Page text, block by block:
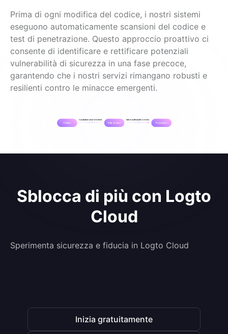
Prima di ogni modifica del codice, i nostri sistemi
eseguono automaticamente scansioni del codice e
test di penetrazione. Questo approccio proattivo ci
consente di identificare e rettificare potenziali
vulnerabilità di sicurezza in una fase precoce,
garantendo che i nostri servizi rimangano robusti e
resilienti contro le minacce emergenti.
Sblocca di più con Logto
Cloud
Sperimenta sicurezza e fiducia in Logto Cloud
Inizia gratuitamente